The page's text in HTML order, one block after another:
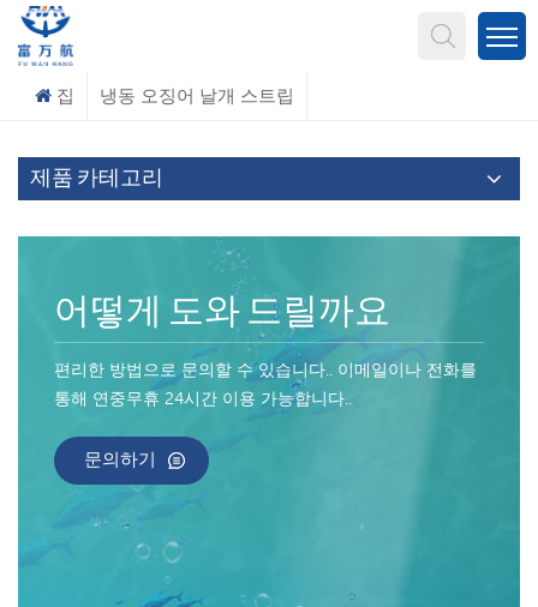
집 냉동 오징어 날개 스트립
제품 카테고리
어떻게 도와 드릴까요
편리한 방법으로 문의할 수 있습니다.. 이메일이나 전화를
통해 연중무휴 24시간 이용 가능합니다..
문의하기